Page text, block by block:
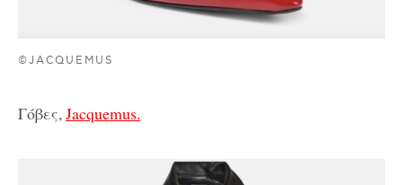
©JACQUEMUS
Γόβες,Jacquemus.